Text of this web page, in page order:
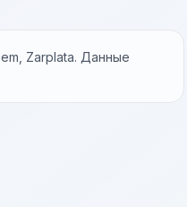
Zarplata. Данные